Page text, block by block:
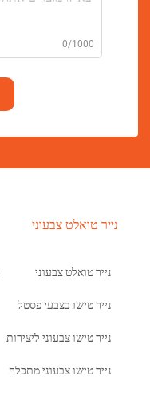
0/1000
נייר טואלט צבעוני
נייר טואלט צבעוני
נייר טישו בצבעי פסטל
נייר טישו צבעוני ליצירות
נייר טישו צבעוני מתכלה